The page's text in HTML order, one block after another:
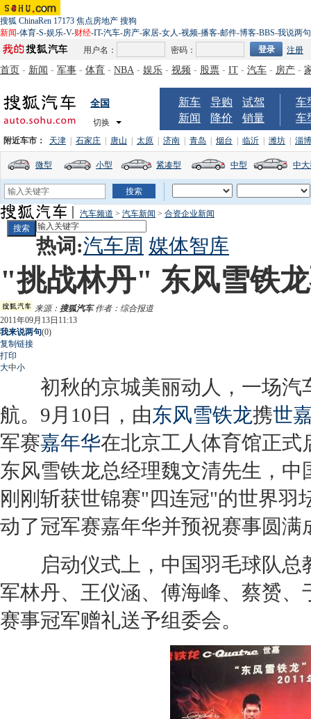
搜狐 ChinaRen 17173 焦点房地产 搜狗
新闻-体育-S-娱乐-V-财经-IT-汽车-房产-家居-女人-视频-播客-邮件-博客-BBS-我说两句
用户名：
密码： 注册
首页 - 新闻 - 军事 - 体育 - NBA - 娱乐 - 视频 - 股票 - IT - 汽车 - 房产 -
全国
切换
新车 导购
试驾
新闻
降价 销量
车
车
附近车市： 天津 石家庄 唐山 太原 济南 青岛 烟台 临沂 潍坊 淄博
微型 小型 紧凑型 中型 中
汽车频道 > 汽车新闻 > 合资企业新闻
热词:汽车周 媒体智库
"挑战林丹" 东风雪铁
来源： 搜狐汽车作者：综合报道
2011年09月13日11:13
我来说两句(0)
复制链接
打印
大中小
初秋的京城美丽动人，一场汽
航。9月10日，由东风雪铁龙携世
军赛嘉年华在北京工人体育馆正式
东风雪铁龙总经理魏文清先生，
刚刚斩获世锦赛"四连冠"的世界羽
动了冠军赛嘉年华并预祝赛事圆满
启动仪式上，中国羽毛球队总
军林丹、王仪涵、傅海峰、蔡赟
赛事冠军赠礼送予组委会。